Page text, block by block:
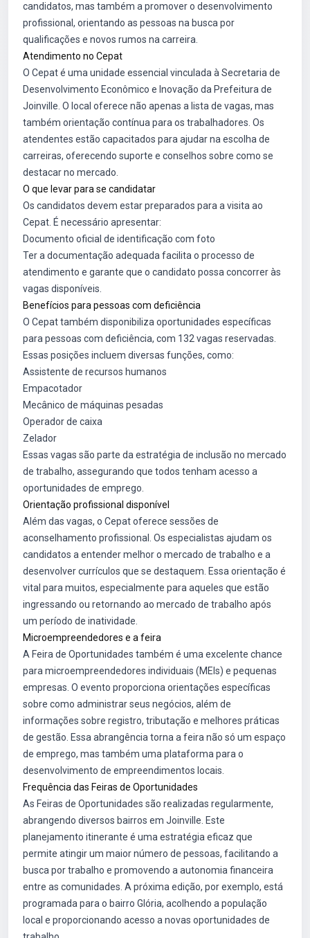
candidatos, mas também a promover o desenvolvimento
profissional, orientando as pessoas na busca por
qualificações e novos rumos na carreira.
Atendimento no Cepat
O Cepat é uma unidade essencial vinculada à Secretaria de
Desenvolvimento Econômico e Inovação da Prefeitura de
Joinville. O local oferece não apenas a lista de vagas, mas
também orientação contínua para os trabalhadores. Os
atendentes estão capacitados para ajudar na escolha de
carreiras, oferecendo suporte e conselhos sobre como se
destacar no mercado.
O que levar para se candidatar
Os candidatos devem estar preparados para a visita ao
Cepat. É necessário apresentar:
Documento oficial de identificação com foto
Ter a documentação adequada facilita o processo de
atendimento e garante que o candidato possa concorrer às
vagas disponíveis.
Benefícios para pessoas com deficiência
O Cepat também disponibiliza oportunidades específicas
para pessoas com deficiência, com 132 vagas reservadas.
Essas posições incluem diversas funções, como:
Assistente de recursos humanos
Empacotador
Mecânico de máquinas pesadas
Operador de caixa
Zelador
Essas vagas são parte da estratégia de inclusão no mercado
de trabalho, assegurando que todos tenham acesso a
oportunidades de emprego.
Orientação profissional disponível
Além das vagas, o Cepat oferece sessões de
aconselhamento profissional. Os especialistas ajudam os
candidatos a entender melhor o mercado de trabalho e a
desenvolver currículos que se destaquem. Essa orientação é
vital para muitos, especialmente para aqueles que estão
ingressando ou retornando ao mercado de trabalho após
um período de inatividade.
Microempreendedores e a feira
A Feira de Oportunidades também é uma excelente chance
para microempreendedores individuais (MEIs) e pequenas
empresas. O evento proporciona orientações específicas
sobre como administrar seus negócios, além de
informações sobre registro, tributação e melhores práticas
de gestão. Essa abrangência torna a feira não só um espaço
de emprego, mas também uma plataforma para o
desenvolvimento de empreendimentos locais.
Frequência das Feiras de Oportunidades
As Feiras de Oportunidades são realizadas regularmente,
abrangendo diversos bairros em Joinville. Este
planejamento itinerante é uma estratégia eficaz que
permite atingir um maior número de pessoas, facilitando a
busca por trabalho e promovendo a autonomia financeira
entre as comunidades. A próxima edição, por exemplo, está
programada para o bairro Glória, acolhendo a população
local e proporcionando acesso a novas oportunidades de